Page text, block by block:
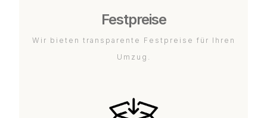
Festpreise
Wir bieten transparente Festpreise für Ihren
Umzug.